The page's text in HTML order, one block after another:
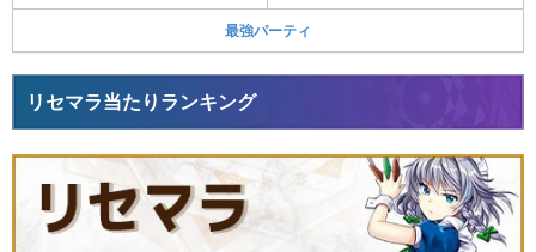
最強パーティ
リセマラ当たりランキング